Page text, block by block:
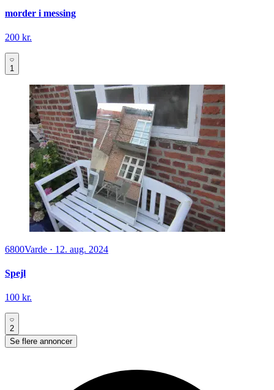
morder i messing
200 kr.
1
6800Varde · 12. aug. 2024
Spejl
100 kr.
2
Se flere annoncer